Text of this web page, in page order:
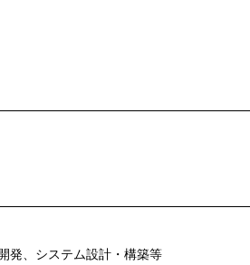
発、システム設計・構築等